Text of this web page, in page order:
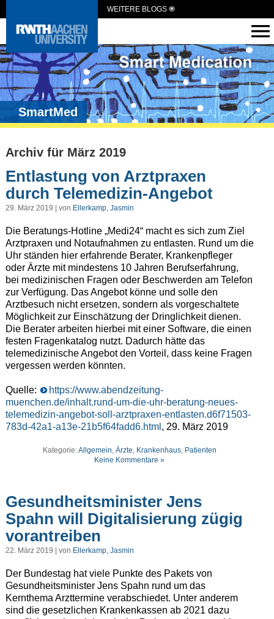
WEITERE BLOGS
SmartMed
Archiv für März 2019
Entlastung von Arztpraxen
durch Telemedizin-Angebot
29. März 2019 | von Ellerkamp, Jasmin
Die Beratungs-Hotline „Medi24“ macht es sich zum Ziel
Arztpraxen und Notaufnahmen zu entlasten. Rund um die
Uhr ständen hier erfahrende Berater, Krankenpfleger
oder Ärzte mit mindestens 10 Jahren Berufserfahrung,
bei medizinischen Fragen oder Beschwerden am Telefon
zur Verfügung. Das Angebot könne und solle den
Arztbesuch nicht ersetzen, sondern als vorgeschaltete
Möglichkeit zur Einschätzung der Dringlichkeit dienen.
Die Berater arbeiten hierbei mit einer Software, die einen
festen Fragenkatalog nutzt. Dadurch hätte das
telemedizinische Angebot den Vorteil, dass keine Fragen
vergessen werden könnten.
Quelle:
https://www.abendzeitung-
muenchen.de/inhalt.rund-um-die-uhr-beratung-neues-
telemedizin-angebot-soll-arztpraxen-entlasten.d6f71503-
783d-42a1-a13e-21b5f64fadd6.html , 29. März 2019
Kategorie:Allgemein, Ärzte, Krankenhaus, Patienten
Keine Kommentare »
Gesundheitsminister Jens
Spahn will Digitalisierung zügig
vorantreiben
22. März 2019 | von Ellerkamp, Jasmin
Der Bundestag hat viele Punkte des Pakets von
Gesundheitsminister Jens Spahn rund um das
Kernthema Arzttermine verabschiedet. Unter anderem
sind die gesetzlichen Krankenkassen ab 2021 dazu